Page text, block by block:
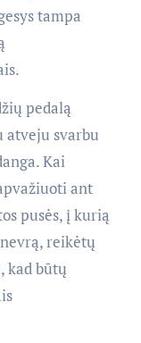
tampa
pedalą
atveju svarbu
Kai
ant
pusės, į kurią
reikėtų
kad būtų